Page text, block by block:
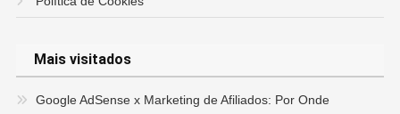
Mais visitados
Google AdSense x Marketing de Afiliados: Por Onde